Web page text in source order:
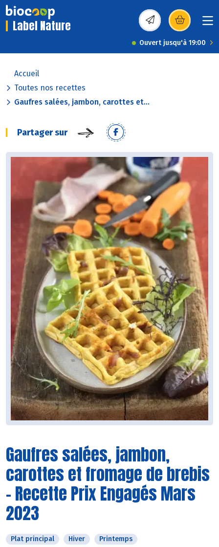
Label Nature (s’ouvre dans une
Ouvert jusqu'à 19:00
Accueil
Toutes nos recettes
Gaufres salées, jambon, carottes et...
Partager sur
Gaufres salées, jambon,
carottes et fromage de brebis
- Recette Prix Engagés Mars
2023
Plat principal Hiver Printemps